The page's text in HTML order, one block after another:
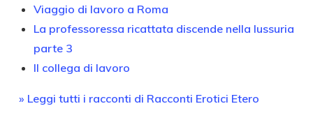
Viaggio di lavoro a Roma
La professoressa ricattata discende nella lussuria
parte 3
Il collega di lavoro
» Leggi tutti i racconti di Racconti Erotici Etero